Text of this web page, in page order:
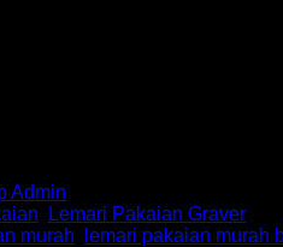
Admin
Lemari Pakaian Graver
murah lemari pakaian murah